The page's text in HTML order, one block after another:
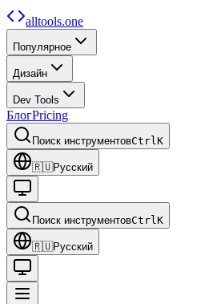
alltools.one
Популярное
Дизайн
Dev Tools
БлогPricing
Поиск инструментовCtrlK
🇷🇺Русский
Поиск инструментовCtrlK
🇷🇺Русский